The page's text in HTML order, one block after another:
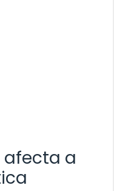
afecta a